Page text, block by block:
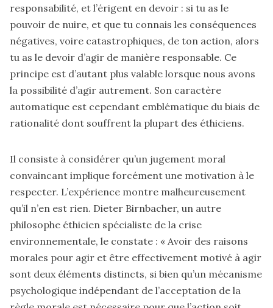
responsabilité, et l’érigent en devoir : si tu as le
pouvoir de nuire, et que tu connais les conséquences
négatives, voire catastrophiques, de ton action, alors
tu as le devoir d’agir de manière responsable. Ce
principe est d’autant plus valable lorsque nous avons
la possibilité d’agir autrement. Son caractère
automatique est cependant emblématique du biais de
rationalité dont souffrent la plupart des éthiciens.
Il consiste à considérer qu’un jugement moral
convaincant implique forcément une motivation à le
respecter. L’expérience montre malheureusement
qu’il n’en est rien. Dieter Birnbacher, un autre
philosophe éthicien spécialiste de la crise
environnementale, le constate : « Avoir des raisons
morales pour agir et être effectivement motivé à agir
sont deux éléments distincts, si bien qu’un mécanisme
psychologique indépendant de l’acceptation de la